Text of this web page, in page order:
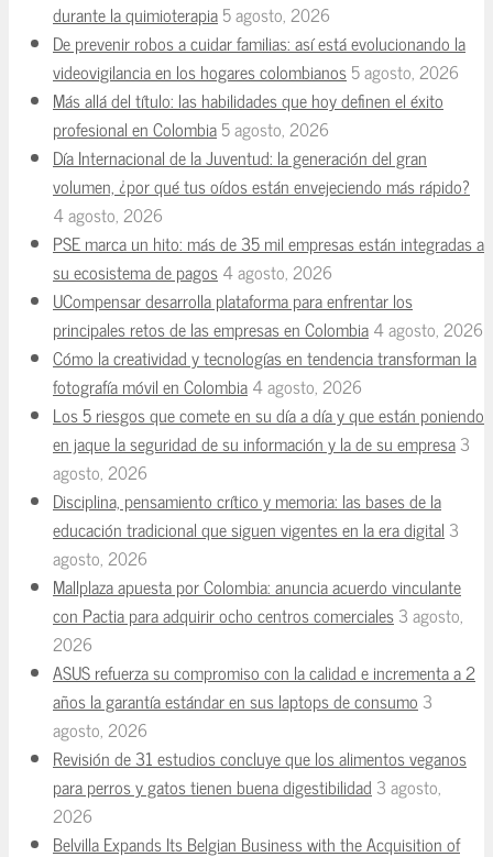
durante la quimioterapia5 agosto, 2026
De prevenir robos a cuidar familias: así está evolucionando la
videovigilancia en los hogares colombianos5 agosto, 2026
Más allá del título: las habilidades que hoy definen el éxito
profesional en Colombia5 agosto, 2026
Día Internacional de la Juventud: la generación del gran
volumen, ¿por qué tus oídos están envejeciendo más rápido?
4 agosto, 2026
PSE marca un hito: más de 35 mil empresas están integradas a
su ecosistema de pagos4 agosto, 2026
UCompensar desarrolla plataforma para enfrentar los
principales retos de las empresas en Colombia4 agosto, 2026
Cómo la creatividad y tecnologías en tendencia transforman la
fotografía móvil en Colombia4 agosto, 2026
Los 5 riesgos que comete en su día a día y que están poniendo
en jaque la seguridad de su información y la de su empresa3
agosto, 2026
Disciplina, pensamiento crítico y memoria: las bases de la
educación tradicional que siguen vigentes en la era digital 3
agosto, 2026
Mallplaza apuesta por Colombia: anuncia acuerdo vinculante
con Pactia para adquirir ocho centros comerciales3 agosto,
2026
ASUS refuerza su compromiso con la calidad e incrementa a 2
años la garantía estándar en sus laptops de consumo 3
agosto, 2026
Revisión de 31 estudios concluye que los alimentos veganos
para perros y gatos tienen buena digestibilidad 3 agosto,
2026
Belvilla Expands Its Belgian Business with the Acquisition of